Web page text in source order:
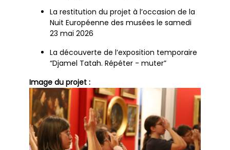
La restitution du projet à l’occasion de la
Nuit Européenne des musées le samedi
23 mai 2026
La découverte de l’exposition temporaire
“Djamel Tatah. Répéter - muter”
Image du projet :